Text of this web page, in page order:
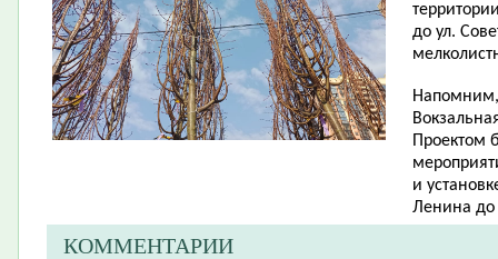
до ул.
Напомним,
Проектом
и
Ленина до
КОММЕНТАРИИ